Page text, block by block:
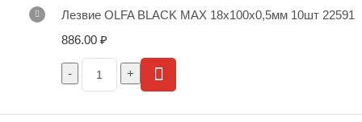
Лезвие OLFA BLACK MAX 18х100х0,5мм 10шт 22591
886.00 ₽